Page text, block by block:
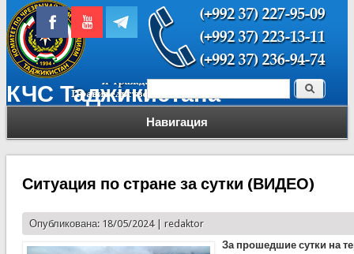
КЧС Таджикистана
Навигация
Форма поиска Поиск
Ситуация по стране за сутки (ВИДЕО)
Опубликована: 18/05/2024 | redaktor
За прошедшие сутки на